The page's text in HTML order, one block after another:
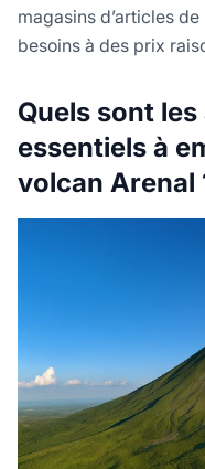
magasins d’articles
besoins à des prix
Quels sont
essentiels à
volcan Arenal